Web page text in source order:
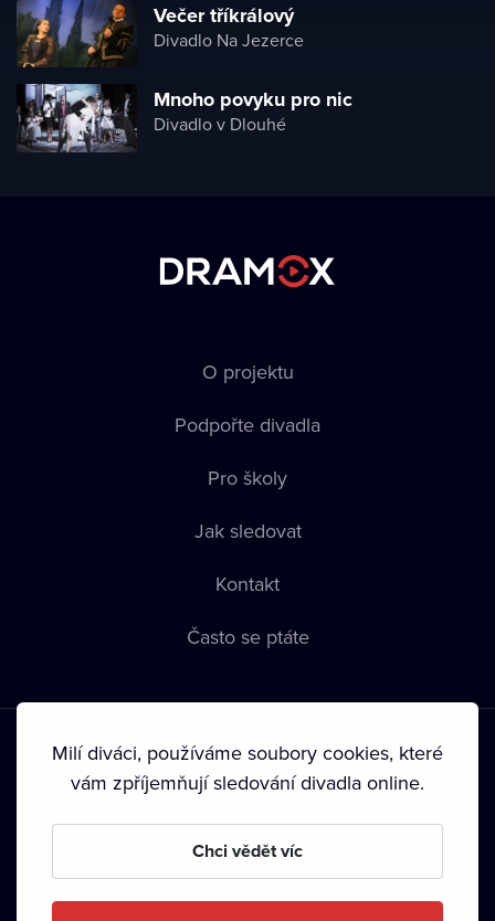
Večer tříkrálový
Divadlo Na Jezerce
Mnoho povyku pro nic
Divadlo v Dlouhé
O projektu
Podpořte divadla
Pro školy
Jak sledovat
Kontakt
Často se ptáte
Podmínky používání • Ochrana soukromí • Zásady používání
• Autorská práva•
Milí diváci, používáme soubory cookies, které
vám zpříjemňují sledování divadla online.
Chci vědět víc